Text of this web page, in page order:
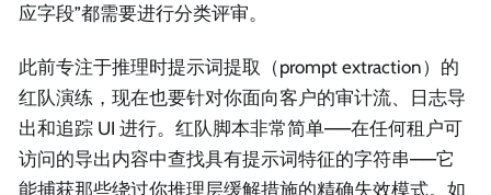
应字段”都需要进行分类评审。
此前专注于推理时提示词提取（prompt extraction）的
红队演练，现在也要针对你面向客户的审计流、日志导
出和追踪 UI 进行。红队脚本非常简单——在任何租户可
访问的导出内容中查找具有提示词特征的字符串——它
能捕获那些绕过你推理层缓解措施的精确失效模式。如